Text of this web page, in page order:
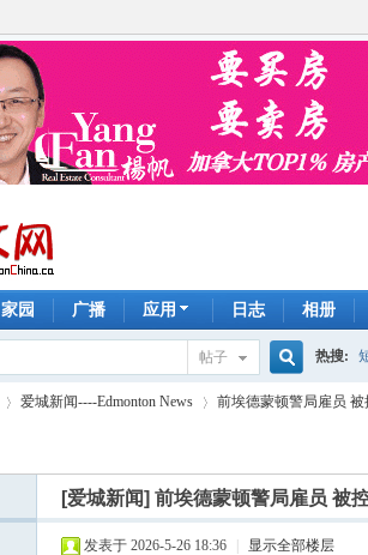
家园 广播 应用 日志 相册
帖子
搜
索
热搜:
手工皂
爱城新闻----Edmonton News
›
前埃德蒙顿警局雇员
[爱城新闻] 前埃德蒙顿警局雇员 被
发表于 2026-5-26 18:36 显示全部楼层